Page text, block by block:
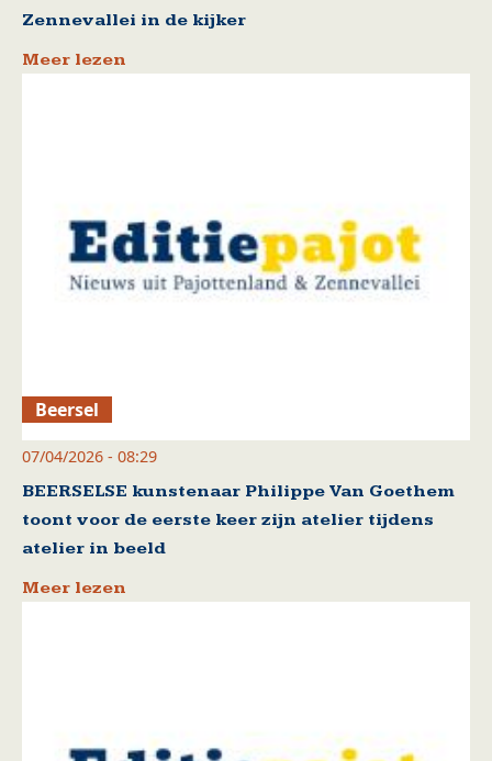
Zennevallei in de kijker
Meer lezen
Beersel
07/04/2026 - 08:29
BEERSELSE kunstenaar Philippe Van Goethem
toont voor de eerste keer zijn atelier tijdens
atelier in beeld
Meer lezen